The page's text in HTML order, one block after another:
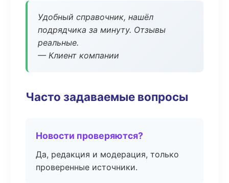
Удобный справочник, нашёл
подрядчика за минуту. Отзывы
реальные.
— Клиент компании
Часто задаваемые вопросы
Новости проверяются?
Да, редакция и модерация, только
проверенные источники.